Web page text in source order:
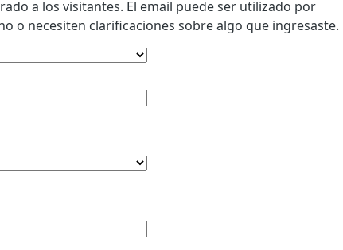
a los visitantes. El email puede ser utilizado por
o necesiten clarificaciones sobre algo que ingresaste.